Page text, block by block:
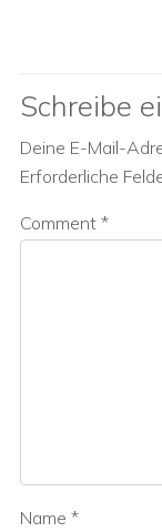
Schreibe
Deine E-Mail-
Erforderliche
Comment *
Name *